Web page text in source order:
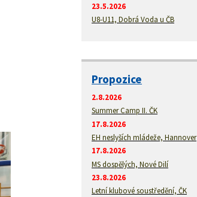
23.5.2026
U8-U11, Dobrá Voda u ČB
Propozice
2.8.2026
Summer Camp II. ČK
17.8.2026
EH neslyších mládeže, Hannover
17.8.2026
MS dospělých, Nové Dilí
23.8.2026
Letní klubové soustředění, ČK